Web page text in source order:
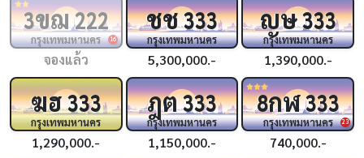
16
3ขฌ222
กรุงเทพมหานคร
จองแล้ว
ชช333
กรุงเทพมหานคร
5,300,000.-
ญษ333
กรุงเทพมหานคร
1,390,000.-
ฆฮ333
กรุงเทพมหานคร
1,290,000.-
ฎต333
กรุงเทพมหานคร
1,150,000.-
23
8กฬ333
กรุงเทพมหานคร
740,000.-